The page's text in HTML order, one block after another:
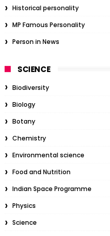
Historical personality
MP Famous Personality
Person in News
SCIENCE
Biodiversity
Biology
Botany
Chemistry
Environmental science
Food and Nutrition
Indian Space Programme
Physics
Science